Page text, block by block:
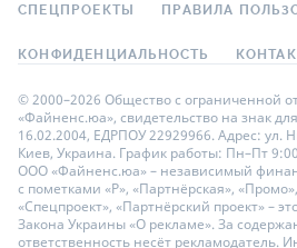
СПЕЦПРОЕКТЫ ПРАВИЛА
КОНФИДЕНЦИАЛЬНОСТЬ
© 2000–2026 Общество с ограниченной
«Файненс.юа», свидетельство на знак
16.02.2004, ЕДРПОУ 22929966. Адрес: ул.
Киев, Украина. График работы: Пн–Пт
ООО «Файненс.юа» – независимый
с пометками «Р», «Партнёрская»,
«Спецпроект», «Партнёрский проект» –
Закона Украины «О рекламе». За
ответственность несёт рекламодатель.